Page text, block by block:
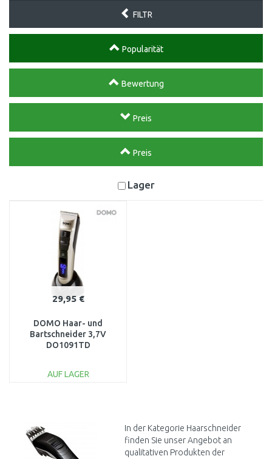
FILTR
Popularität
Bewertung
Preis
Preis
Lager
29,95 €
DOMO Haar- und
Bartschneider 3,7V
DO1091TD
AUF LAGER
In der Kategorie Haarschneider
finden Sie unser Angebot an
qualitativen Produkten der